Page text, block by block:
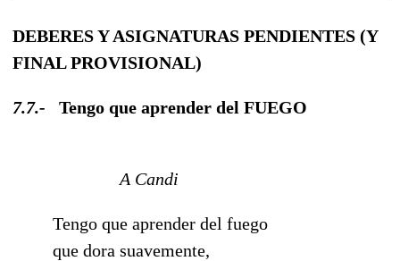
DEBERES Y ASIGNATURAS PENDIENTES (Y
FINAL PROVISIONAL)
7.7.- Tengo que aprender del FUEGO
A Candi
Tengo que aprender del fuego
que dora suavemente,